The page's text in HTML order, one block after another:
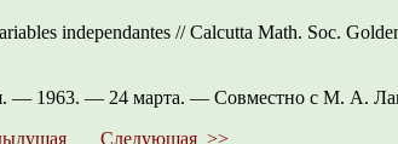
independantes // Calcutta Math. Soc.
— 1963. — 24 марта. — Совместно с М. А.
Следующая >>